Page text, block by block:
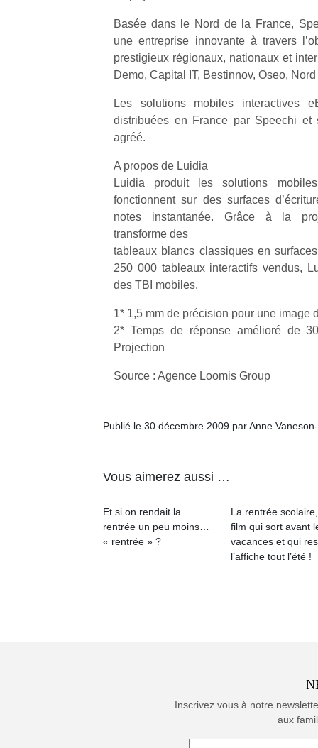
Basée dans le Nord de la France,
une entreprise innovante à travers
prestigieux régionaux, nationaux et
Demo, Capital IT, Bestinnov, Oseo,
Les solutions mobiles interactives
distribuées en France par Speechi et
agréé.
A propos de Luidia
Luidia produit les solutions
fonctionnent sur des surfaces
notes instantanée. Grâce à la
transforme des
tableaux blancs classiques en
250 000 tableaux interactifs vendus,
des TBI mobiles.
1* 1,5 mm de précision pour une image
2* Temps de réponse amélioré de
Projection
Source : Agence Loomis Group
Publié le 30 décembre 2009 par Anne
Vous aimerez aussi …
Et si on rendait la
rentrée un peu moins…
« rentrée » ?
La rentrée
film qui sort avant
vacances et qui
l’affiche tout l’été !
ou
apprentissage…
Inscrivez vous à notre
aux